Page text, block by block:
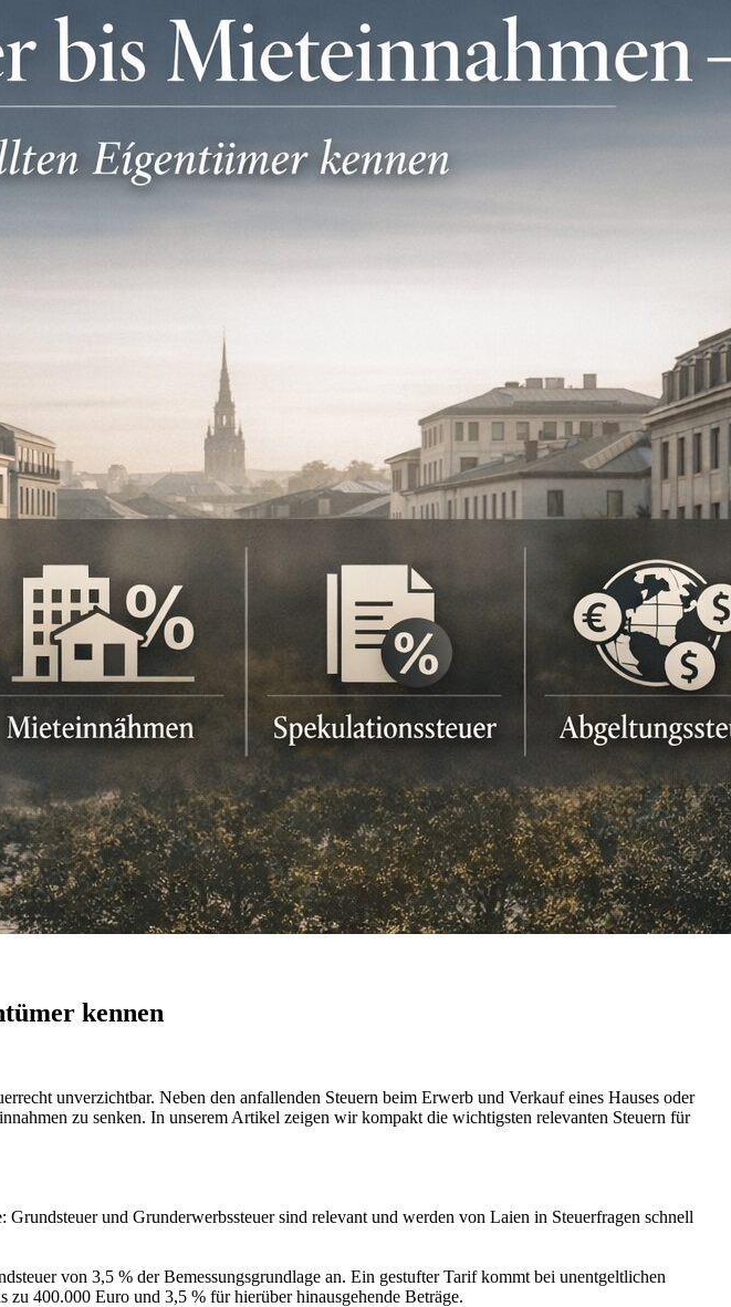
kennen
unverzichtbar. Neben den anfallenden Steuern beim Erwerb und Verkauf eines Hauses oder
zu senken. In unserem Artikel zeigen wir kompakt die wichtigsten relevanten Steuern für
und Grunderwerbssteuer sind relevant und werden von Laien in Steuerfragen schnell
von 3,5 % der Bemessungsgrundlage an. Ein gestufter Tarif kommt bei unentgeltlichen
400.000 Euro und 3,5 % für hierüber hinausgehende Beträge.